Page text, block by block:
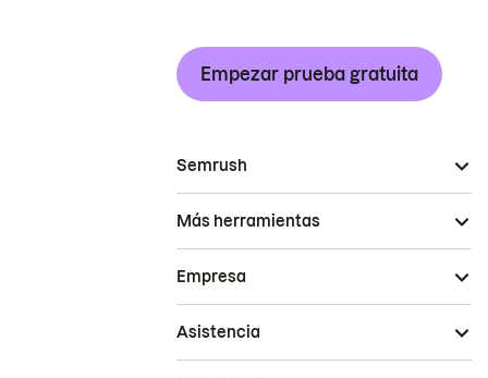
Empezar prueba gratuita
Semrush
Más herramientas
Empresa
Asistencia